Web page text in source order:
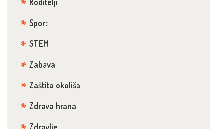
Sport
STEM
Zabava
Zaštita okoliša
Zdrava hrana
Zdravlje